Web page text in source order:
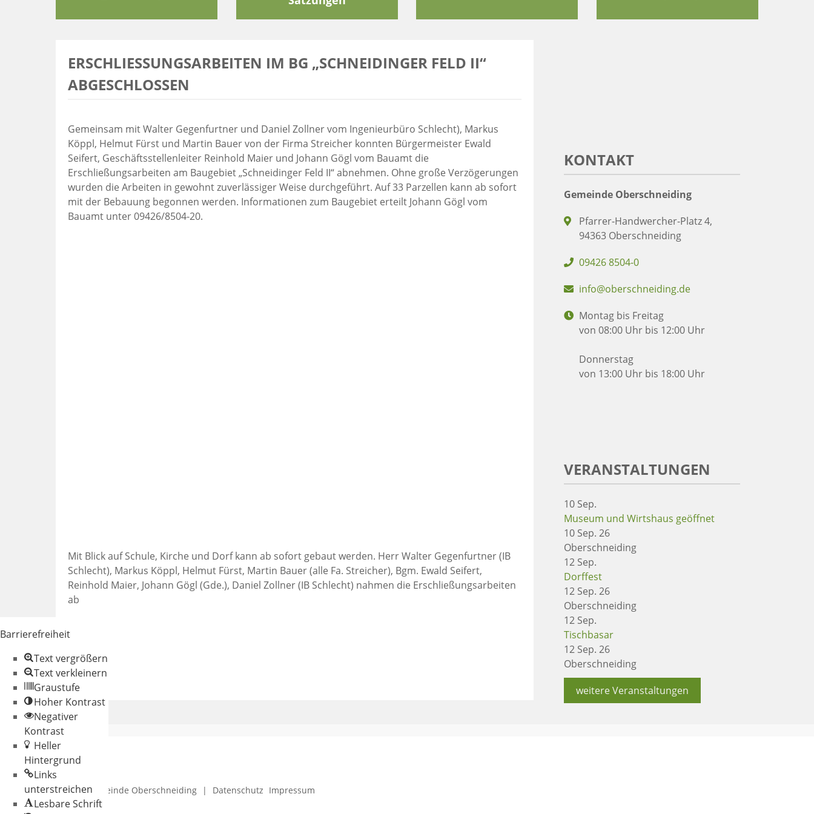
ERSCHLIESSUNGSARBEITEN IM BG „SCHNEIDINGER FELD II“ A
BGESCHLOSSEN
Gemeinsam mit Walter Gegenfurtner und Daniel Zollner vom Ingenieurbüro Schlecht), Markus
Köppl, Helmut Fürst und Martin Bauer von der Firma Streicher konnten Bürgermeister Ewald
Seifert, Geschäftsstellenleiter Reinhold Maier und Johann Gögl vom Bauamt die
Erschließungsarbeiten am Baugebiet „Schneidinger Feld II“ abnehmen. Ohne große Verzögerungen
wurden die Arbeiten in gewohnt zuverlässiger Weise durchgeführt. Auf 33 Parzellen kann ab sofort
mit der Bebauung begonnen werden. Informationen zum Baugebiet erteilt Johann Gögl vom
Bauamt unter 09426/8504-20.
Mit Blick auf Schule, Kirche und Dorf kann ab sofort gebaut werden. Herr Walter Gegenfurtner (IB
Schlecht), Markus Köppl, Helmut Fürst, Martin Bauer (alle Fa. Streicher), Bgm. Ewald Seifert,
Reinhold Maier, Johann Gögl (Gde.), Daniel Zollner (IB Schlecht) nahmen die Erschließungsarbeiten
ab
KONTAKT
Gemeinde Oberschneiding
Pfarrer-Handwercher-Platz 4,
94363 Oberschneiding
09426 8504-0
info@oberschneiding.de
Montag bis Freitag
von 08:00 Uhr bis 12:00 Uhr
Donnerstag
von 13:00 Uhr bis 18:00 Uhr
VERANSTALTUNGEN
10 Sep.
Museum und Wirtshaus geöffnet
10 Sep. 26
Oberschneiding
12 Sep.
Dorffest
12 Sep. 26
Oberschneiding
12 Sep.
Tischbasar
12 Sep. 26
Oberschneiding
weitere Veranstaltungen
© 2026 Gemeinde Oberschneiding | Datenschutz Impressum
Barrierefreiheit
Text vergrößern
Text verkleinern
Graustufe
Hoher Kontrast
Negativer
Kontrast
Heller
Hintergrund
Links
unterstreichen
Lesbare Schrift